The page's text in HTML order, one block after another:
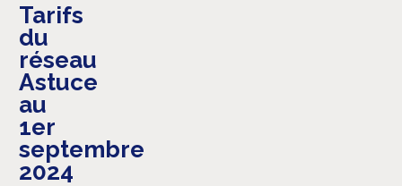
Tarifs
du
réseau
Astuce
au
1er
septembre
2024